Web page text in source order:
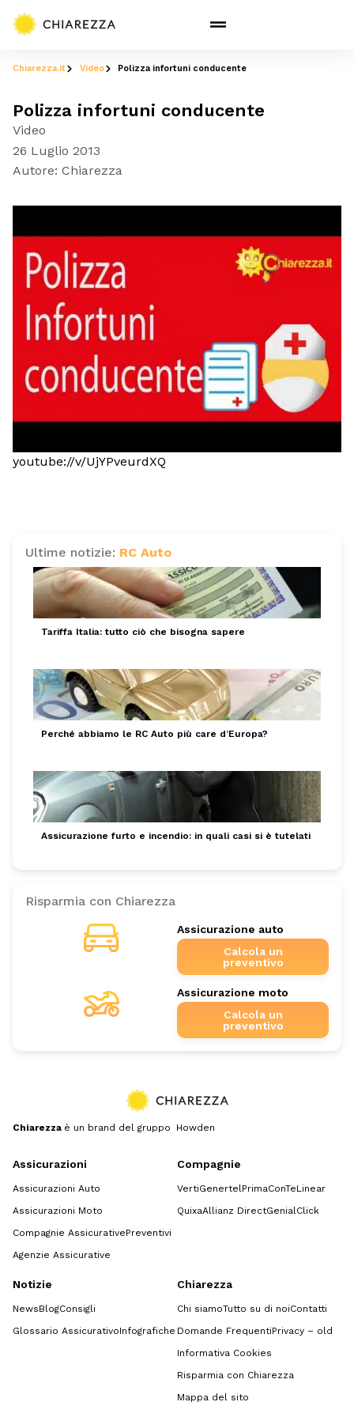
Chiarezza.it Video Polizza infortuni conducente
Polizza infortuni conducente
Video
26 Luglio 2013
Autore: Chiarezza
youtube://v/UjYPveurdXQ
Ultime notizie: RC Auto
Tariffa Italia: tutto ciò che bisogna sapere
Perché abbiamo le RC Auto più care d’Europa?
Assicurazione furto e incendio: in quali casi si è tutelati
Risparmia con Chiarezza
Assicurazione auto
Calcola un
preventivo
Assicurazione moto
Calcola un
preventivo
Chiarezza è un brand del gruppo Howden
Assicurazioni
Assicurazioni Auto
Assicurazioni Moto
Compagnie AssicurativePreventivi
Agenzie Assicurative
Compagnie
VertiGenertelPrimaConTeLinear
QuixaAllianz DirectGenialClick
Notizie
NewsBlogConsigli
Glossario AssicurativoInfografiche
Chiarezza
Chi siamoTutto su di noiContatti
Domande FrequentiPrivacy – old
Informativa Cookies
Risparmia con Chiarezza
Mappa del sito